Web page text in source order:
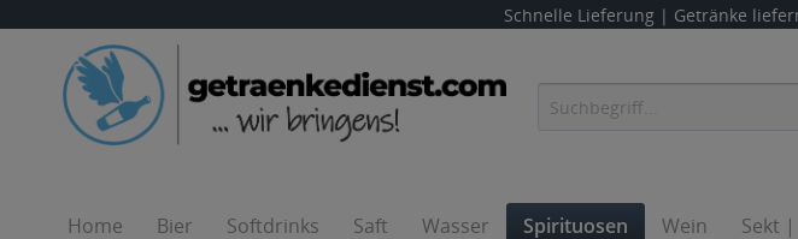
Schnelle Lieferung | Getränke
Home Bier Softdrinks Saft Wasser Spirituosen Wein Sekt